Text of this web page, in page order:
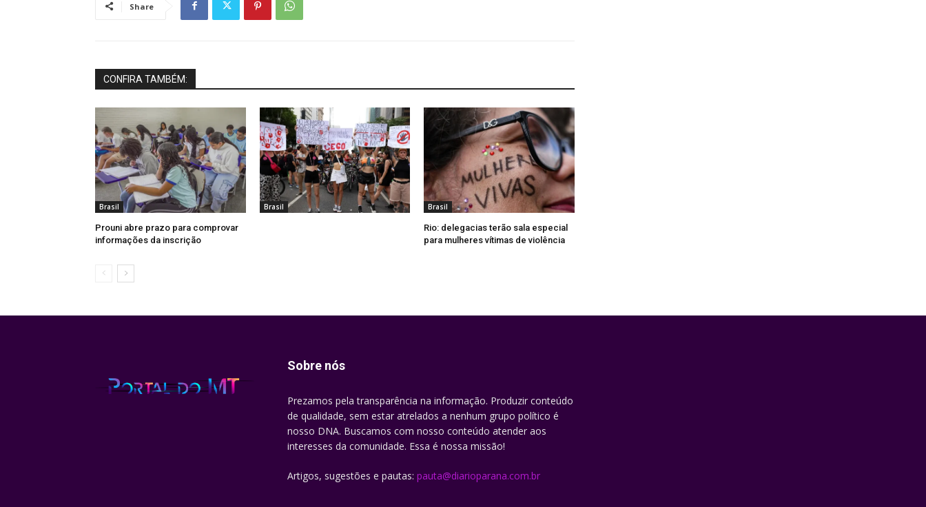
Share
CONFIRA TAMBÉM:
Brasil
Prouni abre prazo para comprovar
informações da inscrição
Brasil Brasil
Rio: delegacias terão sala especial
para mulheres vítimas de violência
Sobre nós
Prezamos pela transparência na informação. Produzir conteúdo
de qualidade, sem estar atrelados a nenhum grupo político é
nosso DNA. Buscamos com nosso conteúdo atender aos
interesses da comunidade. Essa é nossa missão!
Artigos, sugestões e pautas: pauta@diarioparana.com.br